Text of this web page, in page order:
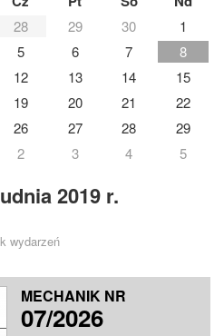
28 29 30
1
5 6 7
8
12 13 14
15
19 20 21
22
26 27 28
29
2 3 4 5
2019 r.
wydarzeń
MECHANIK NR
07/2026